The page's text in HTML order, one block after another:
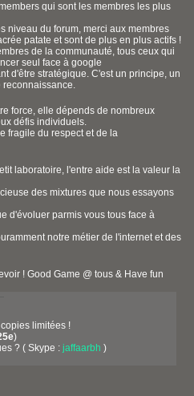
qui sont les membres les plus
niveau du forum, merci aux membres
patate et sont de plus en plus actifs !
de la communauté, tous ceux qui
seul face à google
d'être stratégique. C'est un principe, un
reconnaissance.
force, elle dépends de nombreux
défis individuels.
fragile du respect et de la
laboratoire, l'entre aide est la valeur la
des mixtures que nous essayons
d'évoluer parmis vous tous face à
notre métier de l'internet et des
! Good Game @ tous & Have fun
copies limitées !
)
? ( Skype : jaffaarbh )